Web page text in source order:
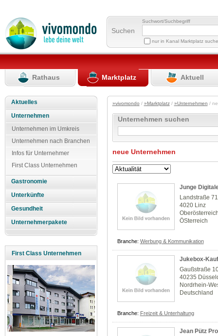
Suchen
Suchwort/Suchbegriff
nur in Kanal Marktplatz
Rathaus Marktplatz Aktuell
Aktuelles
Unternehmen
Unternehmen im Umkreis
Unternehmen nach Branchen
Infos für Unternehmer
First Class Unternehmen
Gastronomie
Unterkünfte
Gesundheit
Unternehmerpakete
First Class Unternehmen
»vivomondo / »Marktplatz/ »Unternehmen /
Unternehmen suchen
neue Unternehmen
Junge
Landstraße
4020 Linz
ÖSterreich
Branche: Werbung & Kommunikation
Jukebox-
Gaußstraße
40235
Nordrhein-
Deutschland
Branche: Freizeit & Unterhaltung
Jean Pütz